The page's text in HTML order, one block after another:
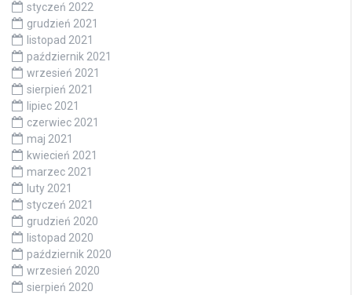
styczeń 2022
grudzień 2021
listopad 2021
październik 2021
wrzesień 2021
sierpień 2021
lipiec 2021
czerwiec 2021
maj 2021
kwiecień 2021
marzec 2021
luty 2021
styczeń 2021
grudzień 2020
listopad 2020
październik 2020
wrzesień 2020
sierpień 2020